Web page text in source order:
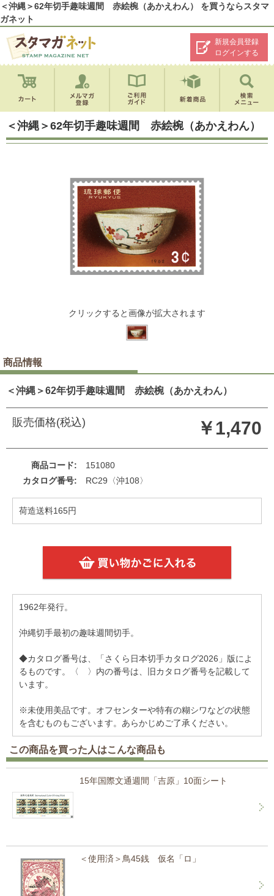
＜沖縄＞62年切手趣味週間 赤絵椀（あかえわん） を買うならスタマ
ガネット
新規会員登録
ログインする
＜沖縄＞62年切手趣味週間 赤絵椀（あかえわん）
クリックすると画像が拡大されます
商品情報
＜沖縄＞62年切手趣味週間 赤絵椀（あかえわん）
販売価格(税込) ￥1,470
商品コード
151080
カタログ番号
RC29〈沖108〉
荷造送料165円
1962年発行。
沖縄切手最初の趣味週間切手。
◆カタログ番号は、「さくら日本切手カタログ2026」版によ
るものです。〈 〉内の番号は、旧カタログ番号を記載して
います。
※未使用美品です。オフセンターや特有の糊シワなどの状態
を含むものもございます。あらかじめご了承ください。
この商品を買った人はこんな商品も
15年国際文通週間「吉原」10面シート
＜使用済＞鳥45銭 仮名「ロ」